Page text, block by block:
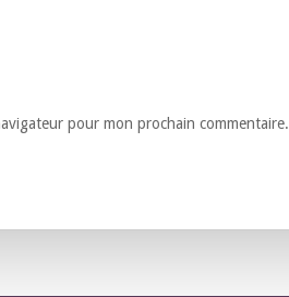
pour mon prochain commentaire.